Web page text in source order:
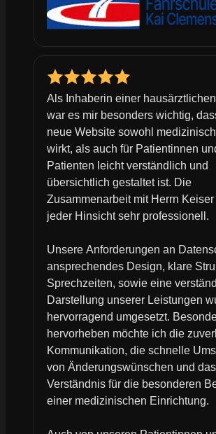
Als Inhaberin einer
war es mir besonders wichtig,
neue Website sowohl
wirkt, als auch für Patientinnen
Patienten leicht verständlich und
übersichtlich gestaltet ist. Die
Zusammenarbeit mit Herrn
jeder Hinsicht sehr professionell.
Unsere Anforderungen an
ansprechendes Design, klare
Sprechzeiten, sowie eine
Darstellung unserer Leistungen
hervorragend umgesetzt.
hervorheben möchte ich die
Kommunikation, die schnelle
von Änderungswünschen und
Verständnis für die besonderen
einer medizinischen Einrichtung.